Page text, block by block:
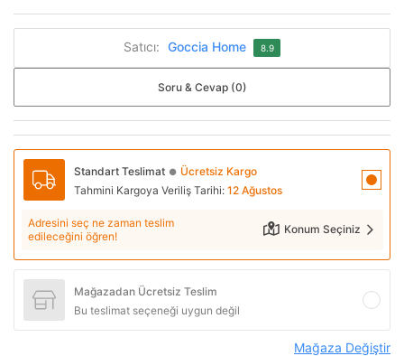
Satıcı: Goccia Home 8.9
Soru & Cevap (0)
Standart Teslimat ● Ücretsiz Kargo
Tahmini Kargoya Veriliş Tarihi: 12 Ağustos
Adresini seç ne zaman teslim
edileceğini öğren!
Konum Seçiniz
Mağazadan Ücretsiz Teslim
Bu teslimat seçeneği uygun değil
Mağaza Değiştir